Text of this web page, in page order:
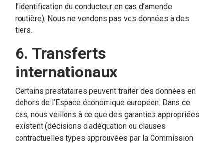
l’identification du conducteur en cas d’amende
routière). Nous ne vendons pas vos données à des
tiers.
6. Transferts
internationaux
Certains prestataires peuvent traiter des données en
dehors de l’Espace économique européen. Dans ce
cas, nous veillons à ce que des garanties appropriées
existent (décisions d’adéquation ou clauses
contractuelles types approuvées par la Commission